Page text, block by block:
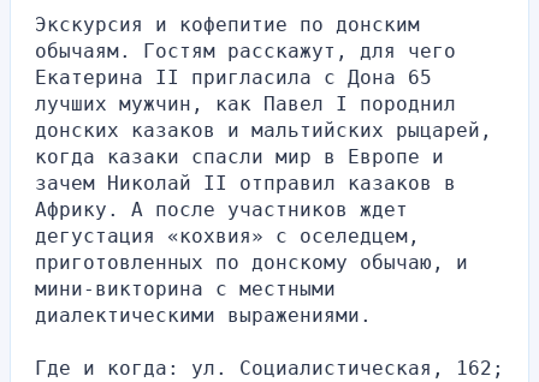
Экскурсия и кофепитие по донским
обычаям. Гостям расскажут, для чего
Екатерина II пригласила с Дона 65
лучших мужчин, как Павел I породнил
донских казаков и мальтийских рыцарей,
когда казаки спасли мир в Европе и
зачем Николай II отправил казаков в
Африку. А после участников ждет
дегустация «кохвия» с оселедцем,
приготовленных по донскому обычаю, и
мини-викторина с местными
диалектическими выражениями.
Где и когда: ул. Социалистическая, 162;